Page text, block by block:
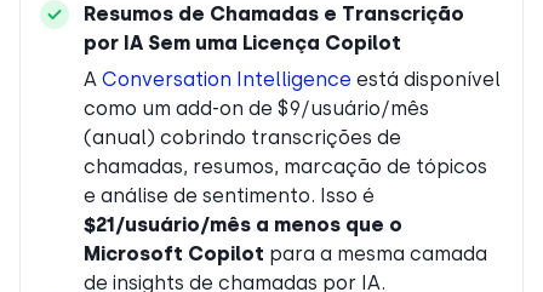
Resumos de Chamadas e Transcrição
por IA Sem uma Licença Copilot
A Conversation Intelligence está disponível
como um add-on de $9/usuário/mês
(anual) cobrindo transcrições de
chamadas, resumos, marcação de tópicos
e análise de sentimento. Isso é
$21/usuário/mês a menos que o
Microsoft Copilot para a mesma camada
de insights de chamadas por IA.